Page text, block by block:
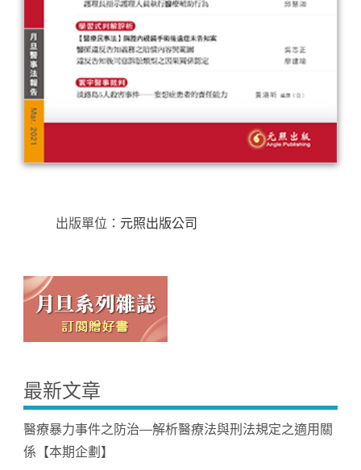
出版單位： 元照出版公司
最新文章
醫療暴力事件之防治—解析醫療法與刑法規定之適用關
係【本期企劃】